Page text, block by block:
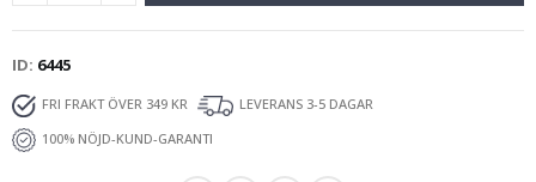
ID 6445
FRI FRAKT ÖVER 349 KR
LEVERANS 3-5 DAGAR
100% NÖJD-KUND-GARANTI